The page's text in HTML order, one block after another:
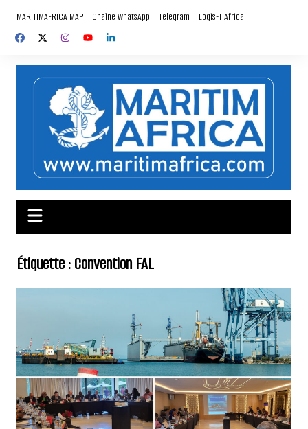
contenu
MARITIMAFRICA MAP Chaîne WhatsApp Telegram Logis-T Africa
Étiquette :Convention FAL